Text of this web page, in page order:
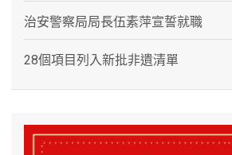
治安警察局局長伍素萍宣誓就職
28個項目列入新批非遺清單